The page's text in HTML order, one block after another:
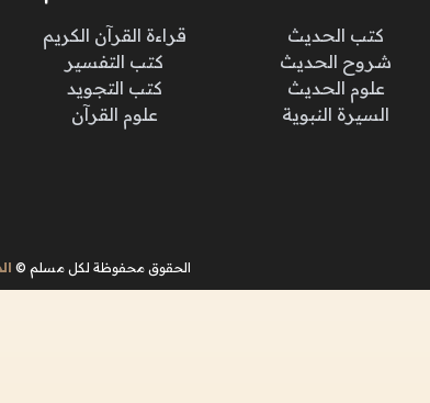
كتب الحديث
شروح الحديث
علوم الحديث
السيرة النبوية
قراءة القرآن الكريم
كتب التفسير
كتب التجويد
علوم القرآن
الحقوق محفوظة لكل مسلم ©